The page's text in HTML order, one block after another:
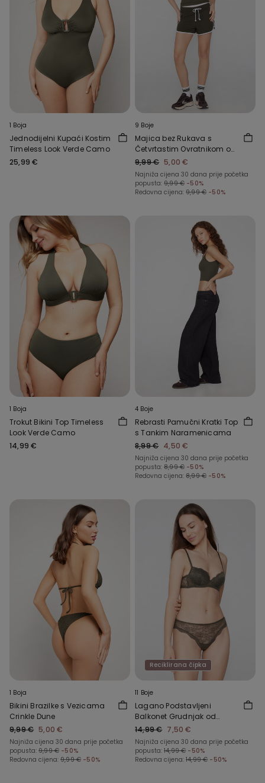
1 Boja
Jednodijelni Kupaći Kostim
Timeless Look Verde Camo
25,99 €
9 Boje
Majica bez Rukava s
Četvrtastim Ovratnikom od
Rebrastog Pamuka
9,99 € 5,00 €
Najniža cijena 30 dana prije početka
popusta: 9,99 € -50%
Redovna cijena: 9,99 € -50%
1 Boja
Trokut Bikini Top Timeless
Look Verde Camo
14,99 €
4 Boje
Rebrasti Pamučni Kratki Top
s Tankim Naramenicama
8,99 € 4,50 €
Najniža cijena 30 dana prije početka
popusta: 8,99 € -50%
Redovna cijena: 8,99 € -50%
1 Boja
Bikini Brazilke s Vezicama
Crinkle Dune
9,99 € 5,00 €
Najniža cijena 30 dana prije početka
popusta: 9,99 € -50%
Redovna cijena: 9,99 € -50%
Reciklirana čipka
11 Boje
Lagano Podstavljeni
Balkonet Grudnjak od
Reciklirane Čipke Wien
14,99 € 7,50 €
Najniža cijena 30 dana prije početka
popusta: 14,99 € -50%
Redovna cijena: 14,99 € -50%